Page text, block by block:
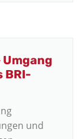
BRI-
und